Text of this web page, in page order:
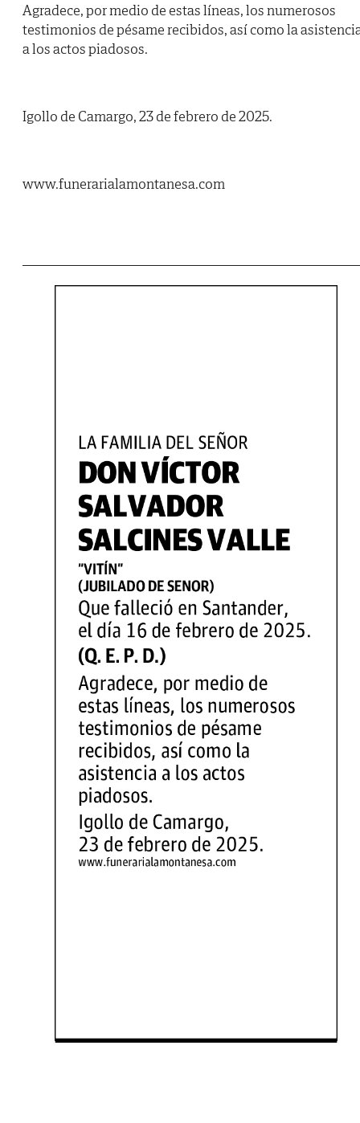
Agradece, por medio de estas líneas, los numerosos
testimonios de pésame recibidos, así como la
a los actos piadosos.
Igollo de Camargo, 23 de febrero de 2025.
www.funerarialamontanesa.com